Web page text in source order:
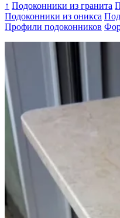
↑ Подоконники из гранита
Подоконники из оникса
Профили подоконников